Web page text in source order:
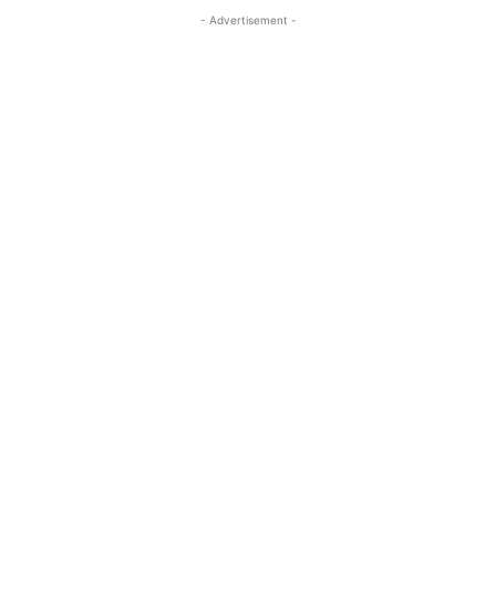
- Advertisement -